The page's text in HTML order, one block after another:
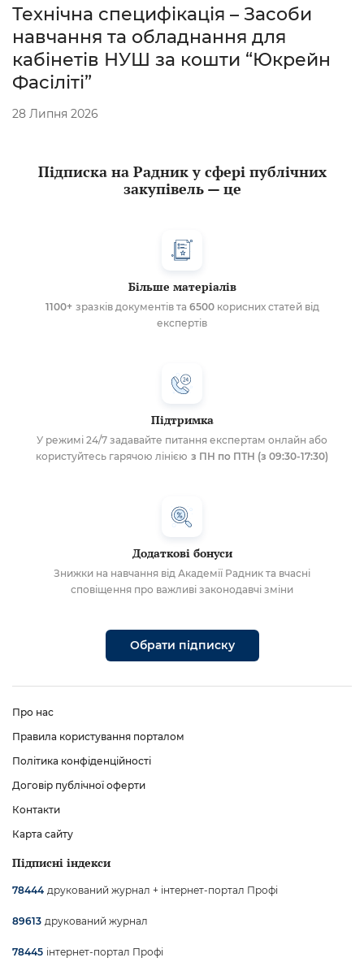
Технічна специфікація – Засоби
навчання та обладнання для
кабінетів НУШ за кошти “Юкрейн
Фасіліті”
28 Липня 2026
Підписка на Радник у сфері публічних
закупівель — це
Більше матеріалів
1100+ зразків документів та 6500корисних статей від
експертів
Підтримка
У режимі 24/7 задавайте питання експертам онлайн або
користуйтесь гарячою лінією з ПН по ПТН (з 09:30-17:30)
Додаткові бонуси
Знижки на навчання від Академії Радник та вчасні
сповіщення про важливі законодавчі зміни
Обрати підписку
Про нас
Правила користування порталом
Політика конфіденційності
Договір публічної оферти
Контакти
Карта сайту
Підписні індекси
78444 друкований журнал + інтернет-портал Профі
89613 друкований журнал
78445 інтернет-портал Профі